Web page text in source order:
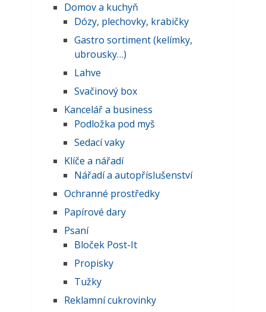
Domov a kuchyň
Dózy, plechovky, krabičky
Gastro sortiment (kelímky,
ubrousky…)
Lahve
Svačinový box
Kancelář a business
Podložka pod myš
Sedací vaky
Klíče a nářadí
Nářadí a autopříslušenství
Ochranné prostředky
Papírové dary
Psaní
Bloček Post-It
Propisky
Tužky
Reklamní cukrovinky